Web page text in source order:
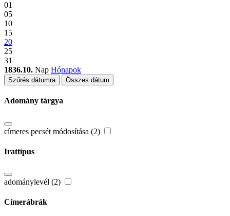
01
05
10
15
20
25
31
1836.10. Nap Hónapok
Szűrés dátumra Összes dátum
Adomány tárgya
címeres pecsét módosítása (2)
Irattípus
adománylevél (2)
Címerábrák